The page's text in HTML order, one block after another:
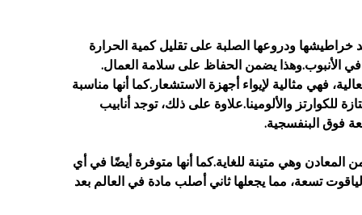
خراطيشها ودروعها الصلبة على تقليل كمية الحرارة
في الأنبوب.وهذا يضمن الحفاظ على سلامة العمال.
فهي مثالية لإيواء أجهزة الاستشعار.كما أنها مناسبة
والألومينا.علاوة على ذلك، توجد أنابيب
فوق البنفسجية.
وهي متينة للغاية.كما أنها متوفرة أيضًا في أي
تسعة، مما يجعلها ثاني أصلب مادة في العالم بعد